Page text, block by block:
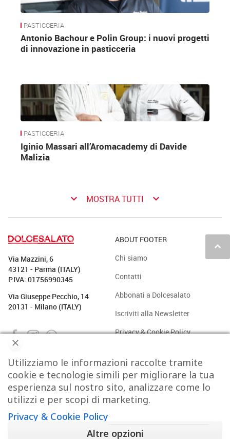
PASTICCERIA
Antonio Bachour e Polin Group: i nuovi progetti
di innovazione in pasticceria
PASTICCERIA
Iginio Massari all’Aromacademy di Davide
Malizia
keyboard_arrow_down MOSTRA TUTTI keyboard_arrow_down
keyboard_arrow_up
Via Mazzini, 6
43121 - Parma (ITALY)
P.IVA: 01756990345
Via Giuseppe Pecchio, 14
20131 - Milano (ITALY)
ABOUT FOOTER
Chi siamo
Contatti
Abbonati a Dolcesalato
Iscriviti alla Newsletter
Privacy & Cookie Policy
PASTICCERIA BAKERY GELATO CAFFÈ & CO.
CIOCCOLATO PROTAGONISTI STRUMENTI
VIDEO
Utilizziamo le informazioni raccolte tramite
cookie e tecnologie simili per migliorare la tua
esperienza sul nostro sito, analizzare come lo
utilizzi e per scopi di marketing.
Privacy & Cookie Policy
Altre opzioni